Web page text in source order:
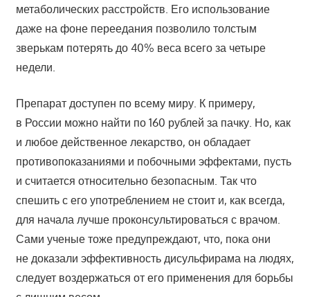
метаболических расстройств. Его использование
даже на фоне переедания позволило толстым
зверькам потерять до 40% веса всего за четыре
недели.
Препарат доступен по всему миру. К примеру,
в России можно найти по 160 рублей за пачку. Но, как
и любое действенное лекарство, он обладает
противопоказаниями и побочными эффектами, пусть
и считается относительно безопасным. Так что
спешить с его употреблением не стоит и, как всегда,
для начала лучше проконсультироваться с врачом.
Сами ученые тоже предупреждают, что, пока они
не доказали эффективность дисульфирама на людях,
следует воздержаться от его применения для борьбы